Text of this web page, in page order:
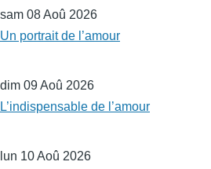
sam 08 Aoû 2026
Un portrait de l’amour
dim 09 Aoû 2026
L’indispensable de l’amour
lun 10 Aoû 2026